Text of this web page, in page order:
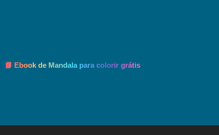
📘 Ebook de Mandala para colorir grátis